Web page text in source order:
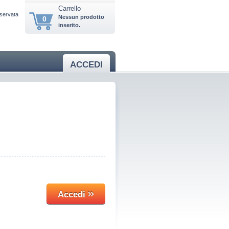
0
Carrello
Nessun prodotto
inserito.
ACCEDI
Accedi »